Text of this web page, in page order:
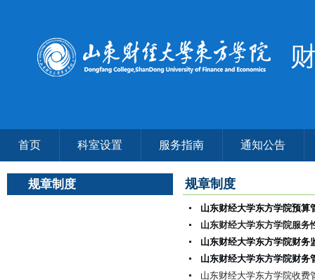
首页 科室设置 服务指南 通知公告
规章制度 规章制度
山东财经大学东方学院预算
山东财经大学东方学院服务
山东财经大学东方学院财务
山东财经大学东方学院财务
山东财经大学东方学院收费